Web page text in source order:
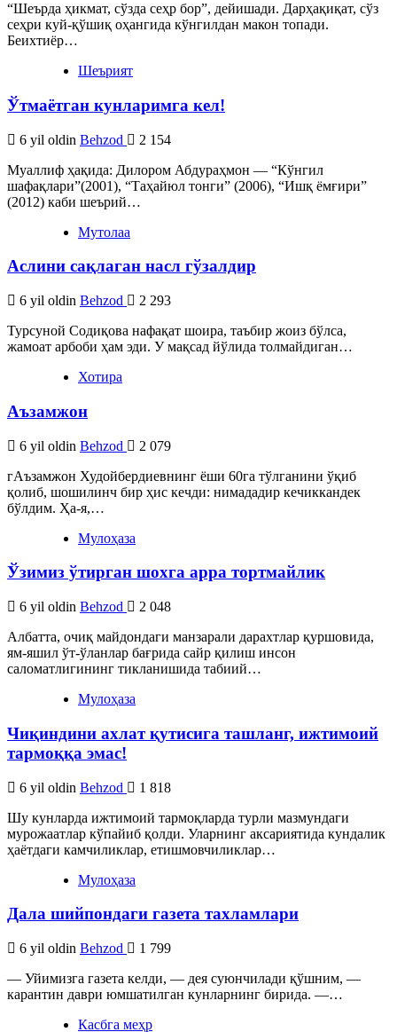
“Шеърда ҳикмат, сўзда сеҳр бор”, дейишади. Дарҳақиқат, сўз
сеҳри куй-қўшиқ оҳангида кўнгилдан макон топади.
Беихтиёр…
Шеърият
Ўтмаётган кунларимга кел!
6 yil oldin Behzod
2 154
Муаллиф ҳақида: Дилором Абдураҳмон — “Кўнгил
шафақлари”(2001), “Таҳайюл тонги” (2006), “Ишқ ёмғири”
(2012) каби шеърий…
Мутолаа
Аслини сақлаган насл гўзалдир
6 yil oldin Behzod
2 293
Турсуной Содиқова нафақат шоира, таъбир жоиз бўлса,
жамоат арбоби ҳам эди. У мақсад йўлида толмайдиган…
Хотира
Аъзамжон
6 yil oldin Behzod
2 079
гАъзамжон Худойбердиевнинг ёши 60га тўлганини ўқиб
қолиб, шошилинч бир ҳис кечди: нимададир кечиккандек
бўлдим. Ҳа-я,…
Мулоҳаза
Ўзимиз ўтирган шохга арра тортмайлик
6 yil oldin Behzod
2 048
Албатта, очиқ майдондаги манзарали дарахтлар қуршовида,
ям-яшил ўт-ўланлар бағрида сайр қилиш инсон
саломатлигининг тикланишида табиий…
Мулоҳаза
Чиқиндини ахлат қутисига ташланг, ижтимоий
тармоққа эмас!
6 yil oldin Behzod
1 818
Шу кунларда ижтимоий тармоқларда турли мазмундаги
мурожаатлар кўпайиб қолди. Уларнинг аксариятида кундалик
ҳаётдаги камчиликлар, етишмовчиликлар…
Мулоҳаза
Дала шийпондаги газета тахламлари
6 yil oldin Behzod
1 799
— Уйимизга газета келди, — дея суюнчилади қўшним, —
карантин даври юмшатилган кунларнинг бирида. —…
Касбга меҳр